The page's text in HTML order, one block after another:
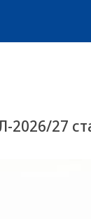
27